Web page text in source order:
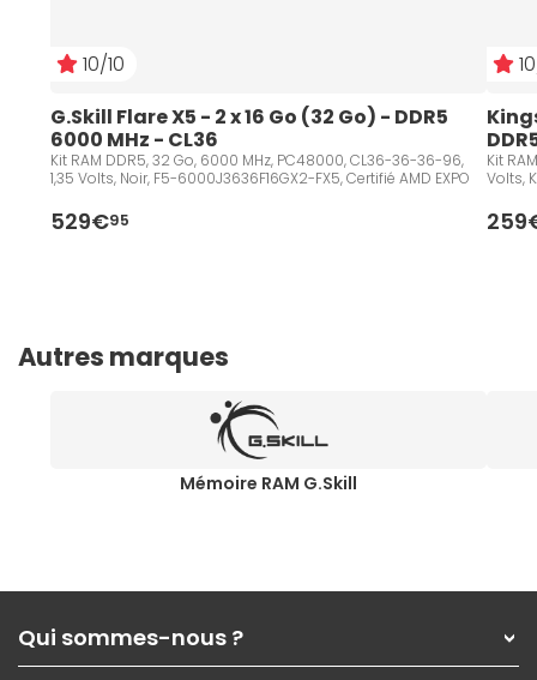
10/10
G.Skill Flare X5 - 2 x 16 Go (32 Go) - DDR5
6000 MHz - CL36
Kit RAM DDR5, 32 Go, 6000 MHz, PC48000, CL36-36-36-96,
1,35 Volts, Noir, F5-6000J3636F16GX2-FX5, Certifié AMD EXPO
529€95
Kit
Volts,
Autres marques
Mémoire RAM G.Skill
Qui sommes-nous ?